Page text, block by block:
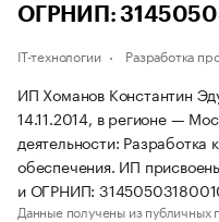
ОГРНИП:
IT-технологии Разработка
ИП Хоманов Константин
14.11.2014, в регионе —
деятельности:
обеспечения. ИП
и ОГРНИП:
Данные получены из публичных